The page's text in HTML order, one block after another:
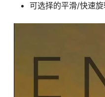
可选择的平滑/快速